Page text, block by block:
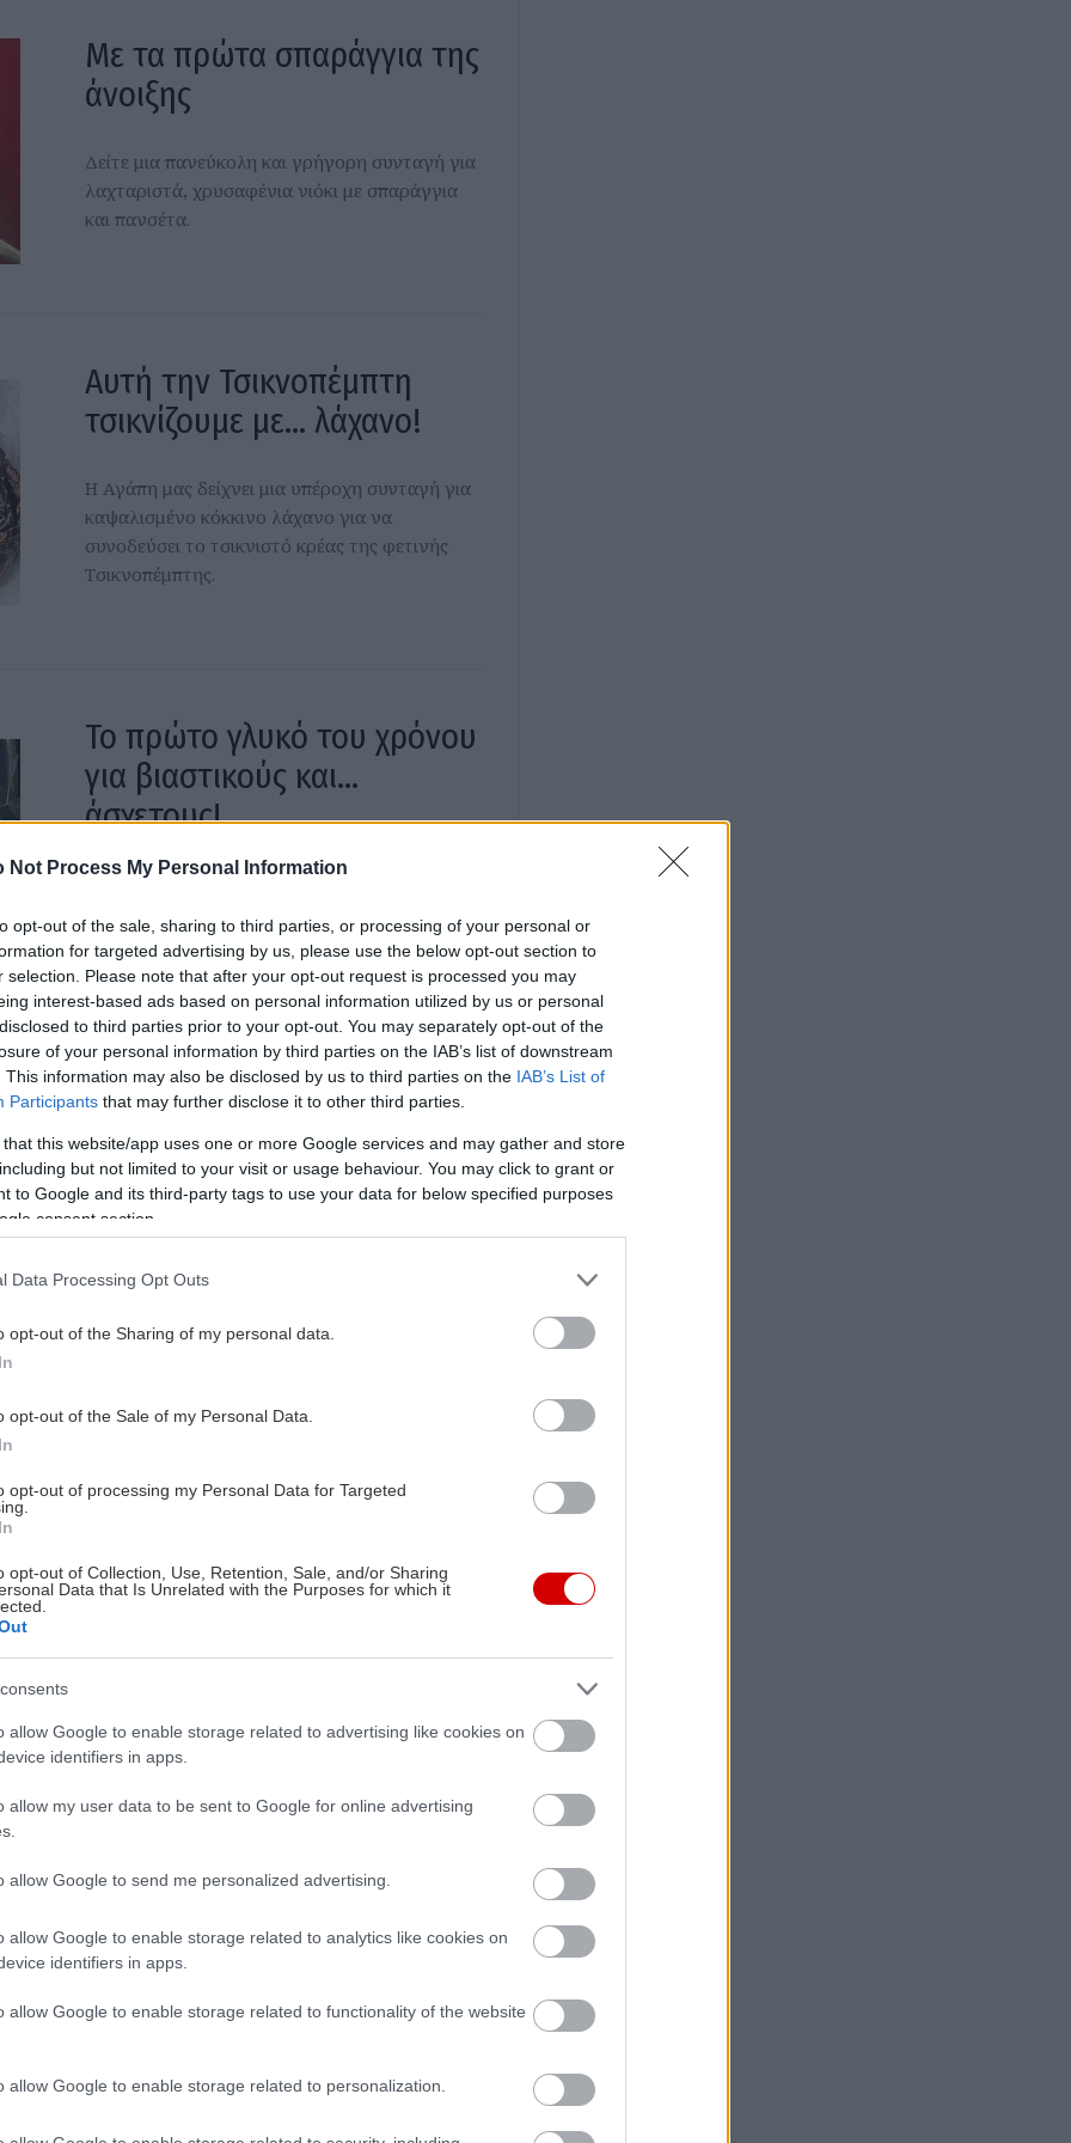
Not Process My Personal Information
opt-out of the sale, sharing to third parties, or processing of your personal or
for targeted advertising by us, please use the below opt-out section to
selection. Please note that after your opt-out request is processed you may
interest-based ads based on personal information utilized by us or personal
to third parties prior to your opt-out. You may separately opt-out of the
of your personal information by third parties on the IAB’s list of downstream
This information may also be disclosed by us to third parties on the IAB’s List of
Participants that may further disclose it to other third parties.
that this website/app uses one or more Google services and may gather and store
but not limited to your visit or usage behaviour. You may click to grant or
to Google and its third-party tags to use your data for below specified purposes
consent section.
Data Processing Opt Outs
opt-out of the Sharing of my personal data.
opt-out of the Sale of my Personal Data.
opt-out of processing my Personal Data for Targeted
opt-out of Collection, Use, Retention, Sale, and/or Sharing
Data that Is Unrelated with the Purposes for which it
allow Google to enable storage related to advertising like cookies on
identifiers in apps.
allow my user data to be sent to Google for online advertising
allow Google to send me personalized advertising.
allow Google to enable storage related to analytics like cookies on
identifiers in apps.
allow Google to enable storage related to functionality of the website
allow Google to enable storage related to personalization.
Με τα πρώτα σπαράγγια της
άνοιξης
Δείτε μια πανεύκολη και γρήγορη συνταγή για
λαχταριστά, χρυσαφένια νιόκι με σπαράγγια
και πανσέτα.
Αυτή την Τσικνοπέμπτη
τσικνίζουμε με... λάχανο!
Η Αγάπη μας δείχνει μια υπέροχη συνταγή για
καψαλισμένο κόκκινο λάχανο για να
συνοδεύσει το τσικνιστό κρέας της φετινής
Τσικνοπέμπτης.
Το πρώτο γλυκό του χρόνου
για βιαστικούς και...
άσχετους!
Ετοιμάστε στο πι και φι ένα εντυπωσιακό κι
μαρέγκες, για το καλό του χρόνου.
Ένα (ακόμη) γκρατέν, το
πρώτο για τη φετινή σεζόν
Αν αγαπάτε τα γκρατέν όσο η Αγάπη αλλά κι
εμείς, αυτή η λαχταριστή συνταγή με
ένα σκεύος για να κρατήσουμε πολύτιμη
Τα εύκολα γλυκά του
πέντε γλυκά δεν απαιτούν ιδιαίτερες γνώσεις
ζαχαροπλαστικής και δεν θα σπαταλήσουν τον